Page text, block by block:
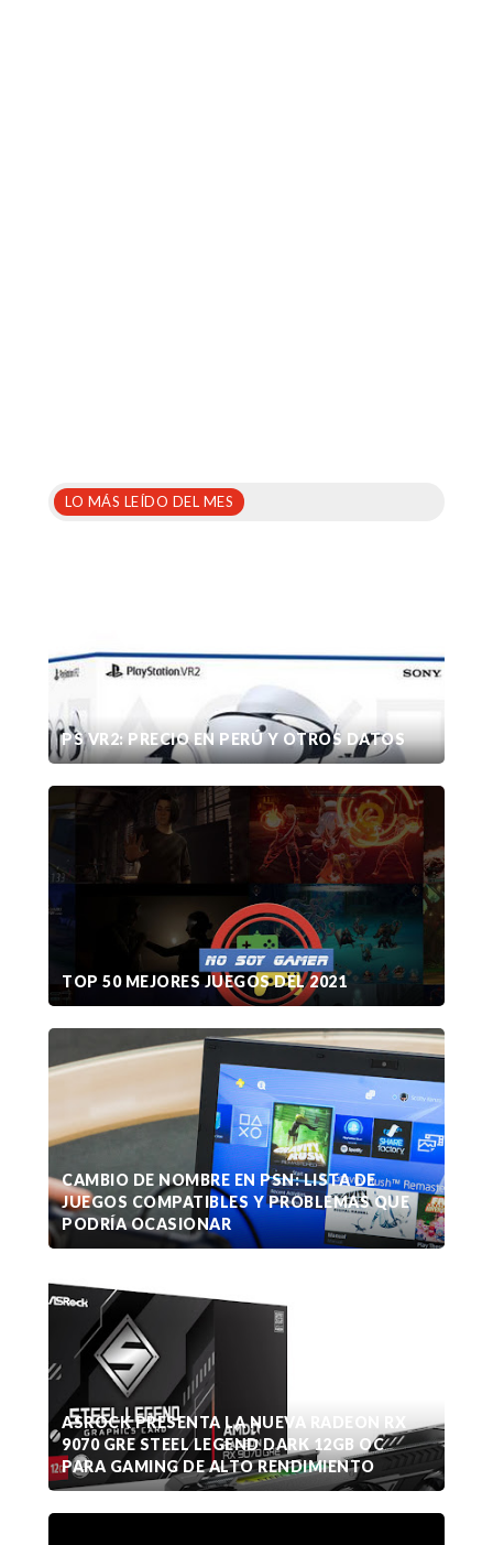
LO MÁS LEÍDO DEL MES
PS VR2: PRECIO EN PERÚ Y OTROS DATOS
TOP 50 MEJORES JUEGOS DEL 2021
CAMBIO DE NOMBRE EN PSN: LISTA DE
JUEGOS COMPATIBLES Y PROBLEMAS QUE
PODRÍA OCASIONAR
ASROCK PRESENTA LA NUEVA RADEON RX
9070 GRE STEEL LEGEND DARK 12GB OC
PARA GAMING DE ALTO RENDIMIENTO